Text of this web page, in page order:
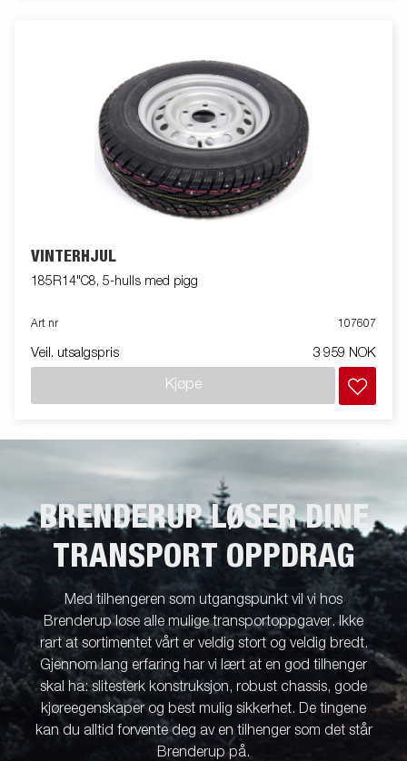
VINTERHJUL
185R14"C8, 5-hulls med pigg
Art nr 107607
Veil. utsalgspris 3 959 NOK
Kjøpe
BRENDERUP LØSER DINE
TRANSPORT OPPDRAG
Med tilhengeren som utgangspunkt vil vi hos
Brenderup løse alle mulige transportoppgaver. Ikke
rart at sortimentet vårt er veldig stort og veldig bredt.
Gjennom lang erfaring har vi lært at en god tilhenger
skal ha: slitesterk konstruksjon, robust chassis, gode
kjøreegenskaper og best mulig sikkerhet. De tingene
kan du alltid forvente deg av en tilhenger som det står
Brenderup på.